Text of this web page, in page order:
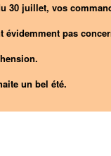
30 juillet, vos
évidemment pas
un bel été.